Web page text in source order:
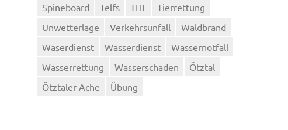
Spineboard
Telfs THL
Tierrettung
Unwetterlage
Verkehrsunfall
Waldbrand
Waserdienst
Wasserdienst
Wassernotfall
Wasserrettung
Wasserschaden
Ötztal
Ötztaler Ache
Übung